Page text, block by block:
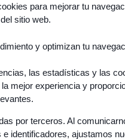
para mejorar tu
sitio web.
y optimizan tu
las estadísticas y las
mejor experiencia y
por terceros. Al
identificadores, ajustamos